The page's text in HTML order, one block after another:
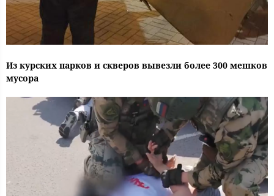
Из курских парков и скверов вывезли более 300 мешков
мусора